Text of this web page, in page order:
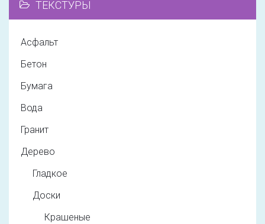
ТЕКСТУРЫ
Асфальт
Бетон
Бумага
Вода
Гранит
Дерево
Гладкое
Доски
Крашеные